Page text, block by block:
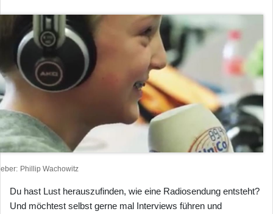
Phillip Wachowitz
Du hast Lust herauszufinden, wie eine Radiosendung entsteht?
Und möchtest selbst gerne mal Interviews führen und